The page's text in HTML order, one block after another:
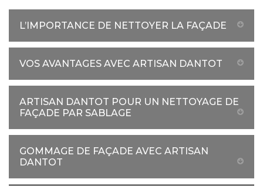
L’IMPORTANCE DE NETTOYER LA FAÇADE
VOS AVANTAGES AVEC ARTISAN DANTOT
ARTISAN DANTOT POUR UN NETTOYAGE DE
FAÇADE PAR SABLAGE
GOMMAGE DE FAÇADE AVEC ARTISAN
DANTOT